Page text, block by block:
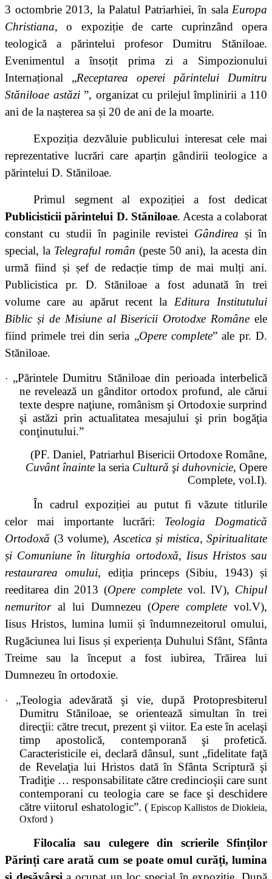
3 octombrie 2013, la Palatul Patriarhiei, în sala Europa
Christiana, o expoziție de carte cuprinzând opera
teologică a părintelui profesor Dumitru Stăniloae.
Evenimentul a însoțit prima zi a Simpozionului
Internațional „Receptarea operei părintelui Dumitru
Stăniloae astăzi ”, organizat cu prilejul împlinirii a 110
ani de la nașterea sa și 20 de ani de la moarte.
Expoziția dezvăluie publicului interesat cele mai
reprezentative lucrări care aparțin gândirii teologice a
părintelui D. Stăniloae.
Primul segment al expoziției a fost dedicat
Publicisticii părintelui D. Stăniloae. Acesta a colaborat
constant cu studii în paginile revistei Gândirea și în
special, la Telegraful român (peste 50 ani), la acesta din
urmă fiind și șef de redacție timp de mai mulți ani.
Publicistica pr. D. Stăniloae a fost adunată în trei
volume care au apărut recent la Editura Institutului
Biblic și de Misiune al Bisericii Orotodxe Române ele
fiind primele trei din seria „Opere complete” ale pr. D.
Stăniloae.
· „Părintele Dumitru Stăniloae din perioada interbelică
ne revelează un gânditor ortodoxprofund, ale cărui
texte despre naţiune, românism şi Ortodoxie surprind
şi astăzi prin actualitatea mesajului şi prin bogăţia
conţinutului.”
(PF. Daniel, Patriarhul Bisericii Ortodoxe Române,
Cuvânt înainte la seria Cultură şi duhovnicie, Opere
Complete, vol.I).
În cadrul expoziției au putut fi văzute titlurile
celor mai importante lucrări: Teologia Dogmatică
Ortodoxă (3 volume), Ascetica și mistica, Spiritualitate
și Comuniune în liturghia ortodoxă, Iisus Hristos sau
restaurarea omului, ediția princeps (Sibiu, 1943) și
reeditarea din 2013 (Opere completevol. IV), Chipul
nemuritoral lui Dumnezeu (Opere complete vol.V),
Iisus Hristos, lumina lumii și îndumnezeitorul omului,
Rugăciunea lui Iisus și experiența Duhului Sfânt, Sfânta
Treime sau la început a fost iubirea, Trăirea lui
Dumnezeu în ortodoxie.
·
„Teologia adevărată şi vie, după Protopresbiterul
Dumitru Stăniloae, se orientează simultan în trei
direcţii: către trecut, prezent şi viitor. Ea este în acelaşi
timp apostolică, contemporană şi profetică.
Caracteristicile ei, declară dânsul, sunt „fidelitate faţă
de Revelaţia lui Hristos dată în Sfânta Scriptură şi
Tradiţie … responsabilitate către credincioşii care sunt
contemporani cu teologia care se face şi deschidere
către viitorul eshatologic”. ( Episcop Kallistos de Diokleia,
Oxford )
Filocalia sau culegere din scrierile Sfinților
Părinți care arată cum se poate omul curăți, lumina